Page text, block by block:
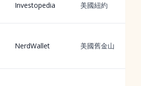
Investopedia 美國紐約
NerdWallet 美國舊金山